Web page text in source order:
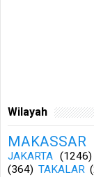
Wilayah
MAKASSAR
JAKARTA (1246)
(364) TAKALAR